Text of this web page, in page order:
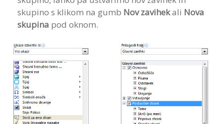
skupino s klikom na gumb Nov zavihekali Nova
skupina pod oknom.